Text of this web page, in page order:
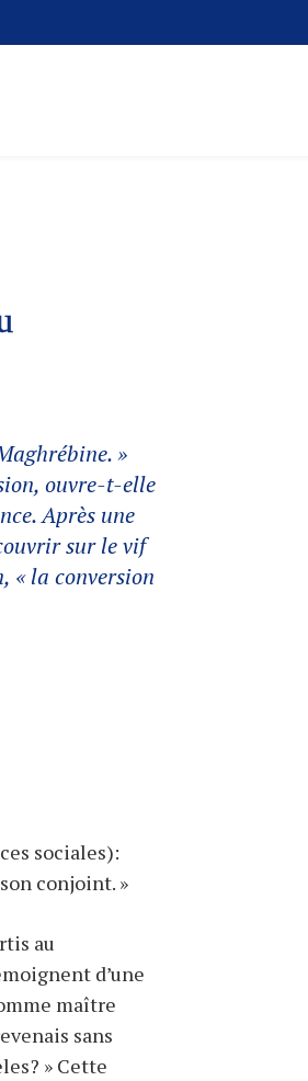
»
, ouvre-t-elle
Après une
sur le vif
« la conversion
sociales):
conjoint. »
au
d’une
maître
sans
» Cette